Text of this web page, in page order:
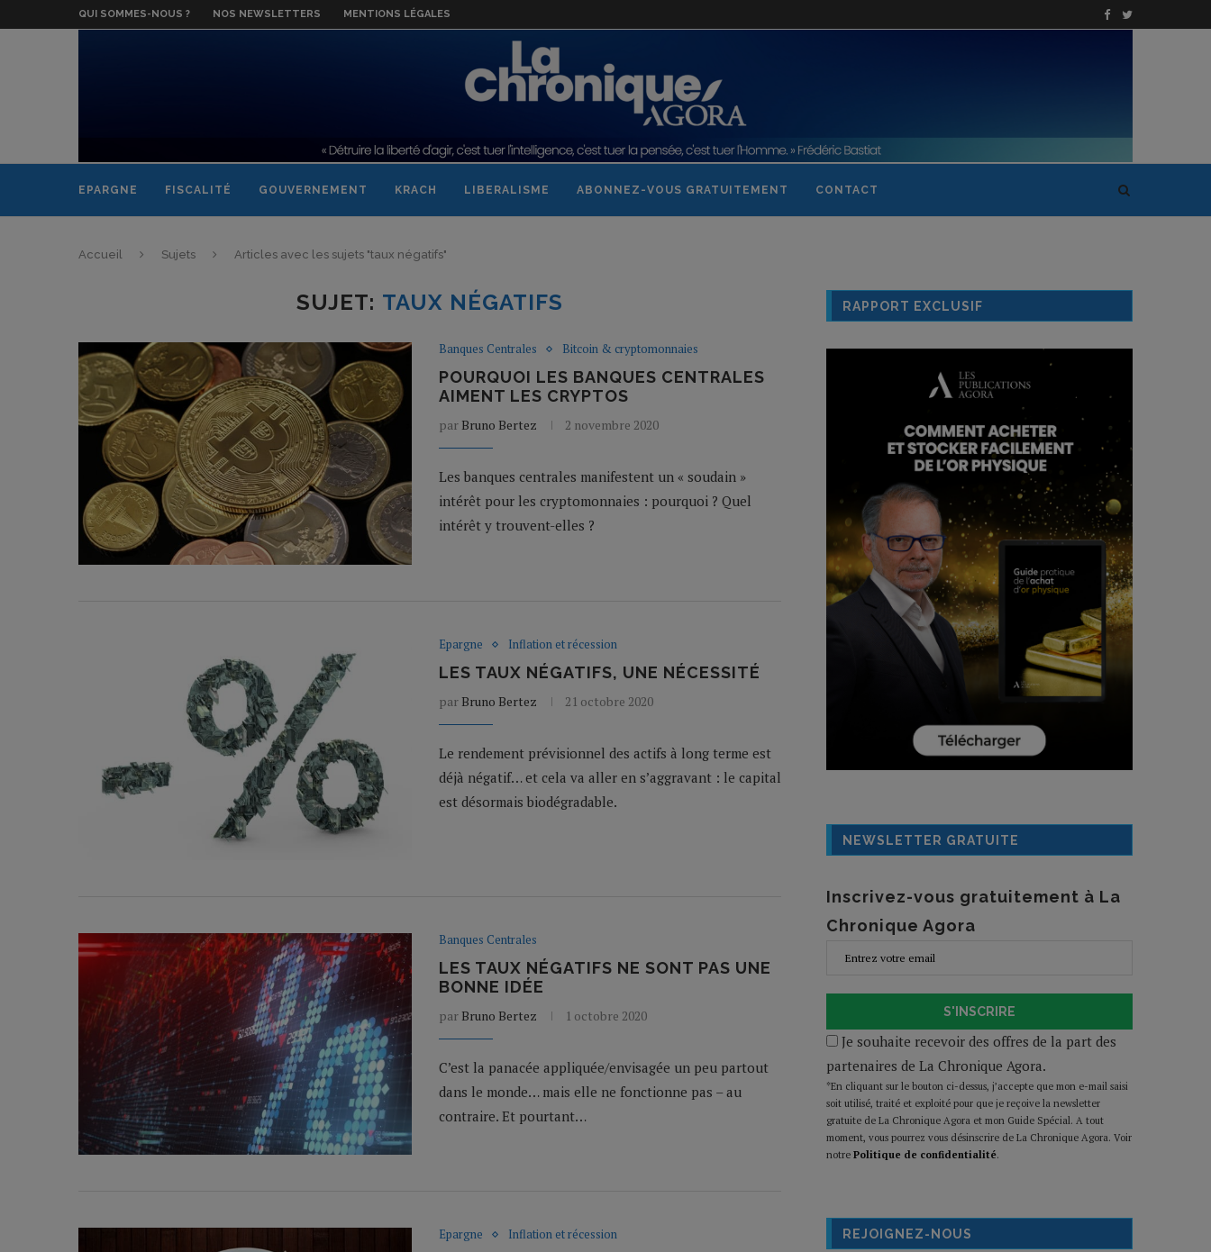
QUI SOMMES-NOUS ? NOS NEWSLETTERS MENTIONS LÉGALES
EPARGNE FISCALITÉ GOUVERNEMENT KRACH LIBERALISME ABONNEZ-VOUS GRATUITEMENT CONTACT
Accueil Sujets Articles avec les sujets "taux négatifs"
SUJET: TAUX NÉGATIFS
Banques Centrales Bitcoin & cryptomonnaies
POURQUOI LES BANQUES CENTRALES
AIMENT LES CRYPTOS
par Bruno Bertez 2 novembre 2020
Les banques centrales manifestent un « soudain »
intérêt pour les cryptomonnaies : pourquoi ? Quel
intérêt y trouvent-elles ?
Epargne Inflation et récession
LES TAUX NÉGATIFS, UNE NÉCESSITÉ
par Bruno Bertez 21 octobre 2020
Le rendement prévisionnel des actifs à long terme est
déjà négatif… et cela va aller en s’aggravant : le capital
est désormais biodégradable.
Banques Centrales
LES TAUX NÉGATIFS NE SONT PAS UNE
BONNE IDÉE
par Bruno Bertez 1 octobre 2020
C’est la panacée appliquée/envisagée un peu partout
dans le monde… mais elle ne fonctionne pas – au
contraire. Et pourtant…
Epargne Inflation et récession
RAPPORT EXCLUSIF
NEWSLETTER GRATUITE
Inscrivez-vous gratuitement à La
Chronique Agora
S'INSCRIRE
Je souhaite recevoir des offres de la part des
partenaires de La Chronique Agora.
*En cliquant sur le bouton ci-dessus, j’accepte que mon e-mail saisi
soit utilisé, traité et exploité pour que je reçoive la newsletter
gratuite de La Chronique Agora et mon Guide Spécial. A tout
moment, vous pourrez vous désinscrire de La Chronique Agora. Voir
notre Politique de confidentialité.
REJOIGNEZ-NOUS